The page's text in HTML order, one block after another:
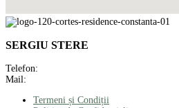
SERGIU STERE
Telefon:
Mail:
Termeni și Condiții